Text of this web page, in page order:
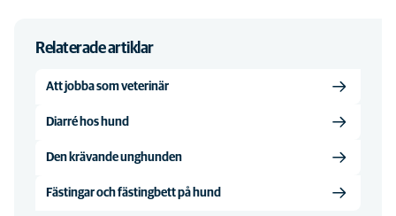
Relaterade artiklar
Att jobba som veterinär
Diarré hos hund
Den krävande unghunden
Fästingar och fästingbett på hund